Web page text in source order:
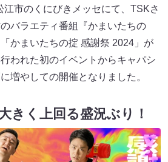
市のくにびきメッセにて、TSKさ
バラエティ番組『かまいたちの
かまいたちの掟 感謝祭 2024」が
われた初のイベントからキャパシ
増やしての開催となりました。
きく上回る盛況ぶり！